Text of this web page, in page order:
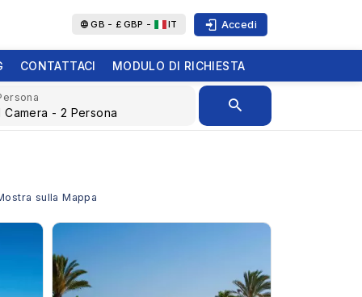
GB - £ GBP - IT Accedi
CONTATTACI MODULO DI RICHIESTA
sulla Mappa